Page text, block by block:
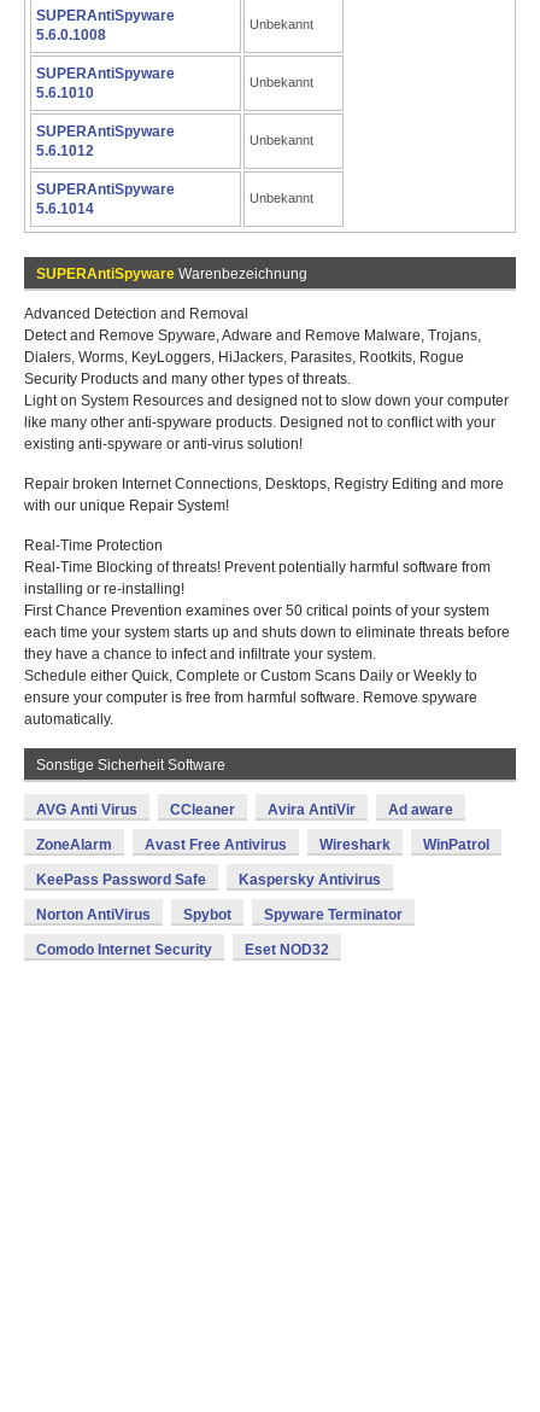
SUPERAntiSpyware
5.6.0.1008
Unbekannt
SUPERAntiSpyware
5.6.1010
Unbekannt
SUPERAntiSpyware
5.6.1012
Unbekannt
SUPERAntiSpyware
5.6.1014
Unbekannt
SUPERAntiSpyware Warenbezeichnung
Advanced Detection and Removal
Detect and Remove Spyware, Adware and Remove Malware, Trojans,
Dialers, Worms, KeyLoggers, HiJackers, Parasites, Rootkits, Rogue
Security Products and many other types of threats.
Light on System Resources and designed not to slow down your computer
like many other anti-spyware products. Designed not to conflict with your
existing anti-spyware or anti-virus solution!
Repair broken Internet Connections, Desktops, Registry Editing and more
with our unique Repair System!
Real-Time Protection
Real-Time Blocking of threats! Prevent potentially harmful software from
installing or re-installing!
First Chance Prevention examines over 50 critical points of your system
each time your system starts up and shuts down to eliminate threats before
they have a chance to infect and infiltrate your system.
Schedule either Quick, Complete or Custom Scans Daily or Weekly to
ensure your computer is free from harmful software. Remove spyware
automatically.
Sonstige Sicherheit Software
AVG Anti Virus CCleaner Avira AntiVir Ad aware
ZoneAlarm Avast Free Antivirus Wireshark WinPatrol
KeePass Password Safe Kaspersky Antivirus
Norton AntiVirus Spybot Spyware Terminator
Comodo Internet Security Eset NOD32